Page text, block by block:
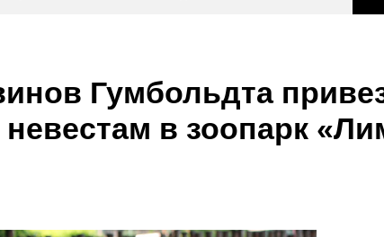
Гумбольдта
в зоопарк